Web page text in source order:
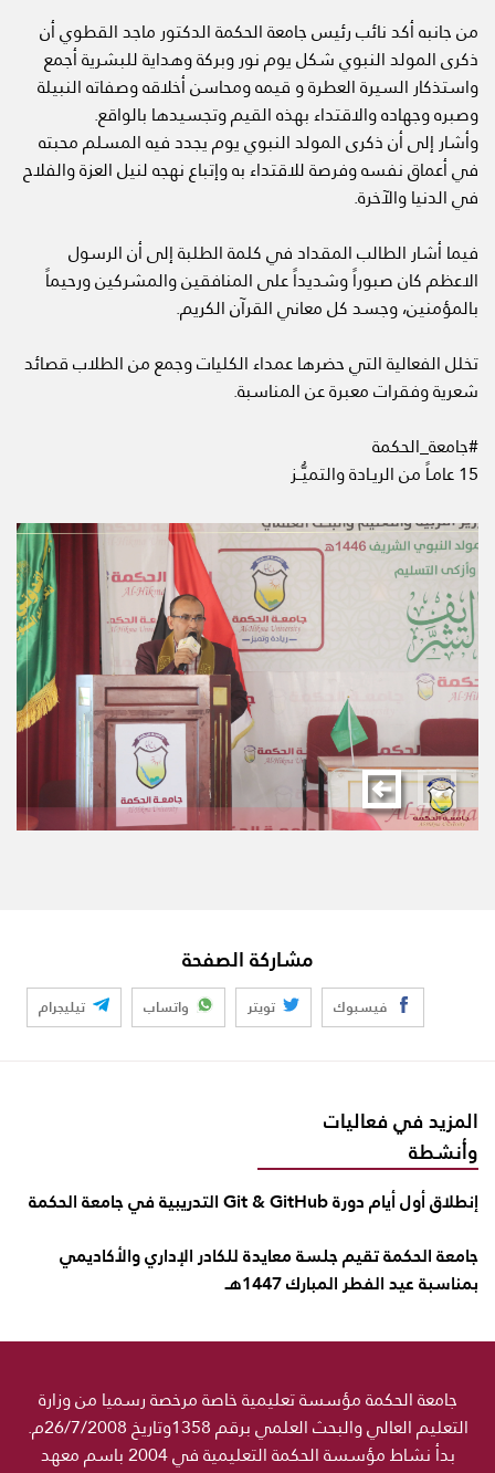
من جانبه أكد نائب رئيس جامعة الحكمة الدكتور ماجد القطوي أن
ذكرى المولد النبوي شكل يوم نور وبركة وهداية للبشرية أجمع
واستذكار السيرة العطرة و قيمه ومحاسن أخلاقه وصفاته النبيلة
وصبره وجهاده والاقتداء بهذه القيم وتجسيدها بالواقع.
وأشار إلى أن ذكرى المولد النبوي يوم يجدد فيه المسلم محبته
في أعماق نفسه وفرصة للاقتداء به وإتباع نهجه لنيل العزة والفلاح
في الدنيا والآخرة.
فيما أشار الطالب المقداد في كلمة الطلبة إلى أن الرسول
الاعظم كان صبوراً وشديداً على المنافقين والمشركين ورحيماً
بالمؤمنين، وجسد كل معاني القرآن الكريم.
تخلل الفعالية التي حضرها عمداء الكليات وجمع من الطلاب قصائد
شعرية وفقرات معبرة عن المناسبة.
#جامعة_الحكمة
15 عامـاً من الريـادة والتميُّــز
مشاركة الصفحة
فيسبوك تويتر واتساب تيليجرام
المزيد في فعاليات
وأنشطة
إنطلاق أول أيام دورة Git & GitHub التدريبية في جامعة الحكمة
جامعة الحكمة تقيم جلسة معايدة للكادر الإداري والأكاديمي
بمناسبة عيد الفطر المبارك 1447هـ
جامعة الحكمة مؤسسة تعليمية خاصة مرخصة رسميا من وزارة
التعليم العالي والبحث العلمي برقم 1358وتاريخ 26/7/2008م.
بدأ نشاط مؤسسة الحكمة التعليمية في 2004 باسم معهد